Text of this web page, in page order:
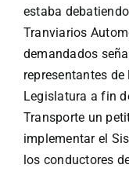
estaba
Tranviarios
demandados
representantes
Legislatura a fin
Transporte un
implementar el
los conductores